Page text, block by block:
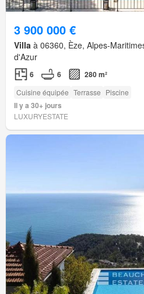
3 900 000 €
Villa à 06360, Èze, Alpes-
d'Azur
6 6 280 m²
Cuisine équipée Terrasse Piscine
Il y a 30+ jours
LUXURYESTATE